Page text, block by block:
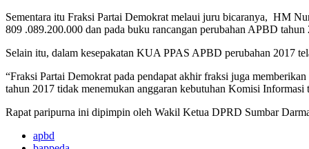
Sementara itu Fraksi Partai Demokrat melaui juru bicaranya, HM
809 .089.200.000 dan pada buku rancangan perubahan APBD
Selain itu, dalam kesepakatan KUA PPAS APBD perubahan 2017
“Fraksi Partai Demokrat pada pendapat akhir fraksi juga
tahun 2017 tidak menemukan anggaran kebutuhan Komisi Informasi
Rapat paripurna ini dipimpin oleh Wakil Ketua DPRD Sumbar
apbd